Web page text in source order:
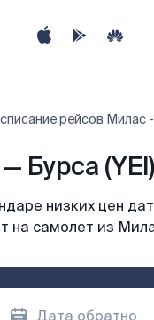
рейсов Милас
Бурса (YEI)
низких цен
на самолет из